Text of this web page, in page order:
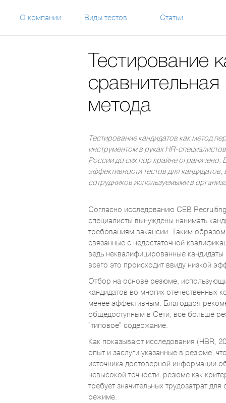
О компании Виды тестов Статьи
Тестирование
метода
Тестирование кандидатов как метод
инструментом в руках HR-
России до сих пор крайне
эффективности тестов для
сотрудников используемыми в
Согласно исследованию CEB
специалисты вынуждены нанимать
требованиям вакансии. Таким
связанные с недостаточной
ведь неквалифицированные
всего это происходит ввиду низкой
Отбор на основе резюме,
кандидатов во многих отечественных
менее эффективным. Благодаря
общедоступным в Сети, все больше
"типовое" содержание.
Как показывают исследования (HBR,
опыт и заслуги указанные в резюме,
источника достоверной информации
невысокой точности, резюме как
требует значительных трудозатрат
режиме.